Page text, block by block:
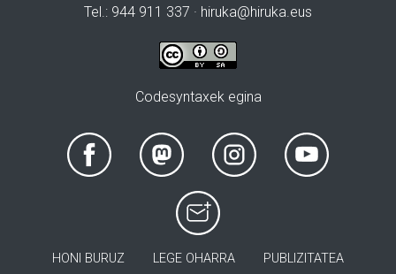
Tel.: 944 911 337 · hiruka@hiruka.eus
Codesyntaxek egina
HONI BURUZ LEGE OHARRA PUBLIZITATEA